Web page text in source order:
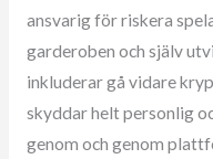
ansvarig för riskera
garderoben och själv
inkluderar gå vidare
skyddar helt personlig
genom och genom